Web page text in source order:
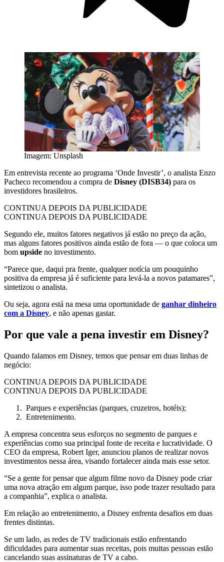
Imagem: Unsplash
Em entrevista recente ao programa ‘Onde Investir’, o analista Enzo
Pacheco recomendou a compra de Disney (DISB34) para os
investidores brasileiros.
CONTINUA DEPOIS DA PUBLICIDADE
CONTINUA DEPOIS DA PUBLICIDADE
Segundo ele, muitos fatores negativos já estão no preço da ação,
mas alguns fatores positivos ainda estão de fora — o que coloca um
bom upside no investimento.
“Parece que, daqui pra frente, qualquer notícia um pouquinho
positiva da empresa já é suficiente para levá-la a novos patamares”,
sintetizou o analista.
Ou seja, agora está na mesa uma oportunidade de ganhar dinheiro
com a Disney, e não apenas gastar.
Por que vale a pena investir em Disney?
Quando falamos em Disney, temos que pensar em duas linhas de
negócio:
CONTINUA DEPOIS DA PUBLICIDADE
CONTINUA DEPOIS DA PUBLICIDADE
Parques e experiências (parques, cruzeiros, hotéis);
Entretenimento.
A empresa concentra seus esforços no segmento de parques e
experiências como sua principal fonte de receita e lucratividade. O
CEO da empresa, Robert Iger, anunciou planos de realizar novos
investimentos nessa área, visando fortalecer ainda mais esse setor.
“Se a gente for pensar que algum filme novo da Disney pode criar
uma nova atração em algum parque, isso pode trazer resultado para
a companhia”, explica o analista.
Em relação ao entretenimento, a Disney enfrenta desafios em duas
frentes distintas.
Se um lado, as redes de TV tradicionais estão enfrentando
dificuldades para aumentar suas receitas, pois muitas pessoas estão
cancelando suas assinaturas de TV a cabo.